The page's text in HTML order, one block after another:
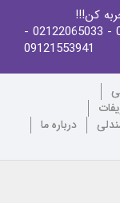
کن!!!
- 02122065033
-
09121553941
درباره ما